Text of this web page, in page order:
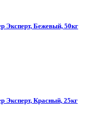
Эксперт, Бежевый, 50кг
Эксперт, Красный, 25кг